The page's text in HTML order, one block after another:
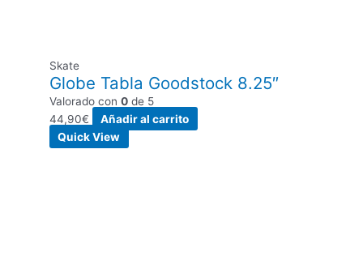
Skate
Globe Tabla Goodstock 8.25″
Valorado con0 de 5
44,90€
Añadir al carrito
Quick View